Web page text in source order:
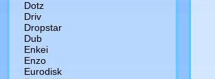
Dotz
Driv
Dropstar
Dub
Enkei
Enzo
Eurodisk